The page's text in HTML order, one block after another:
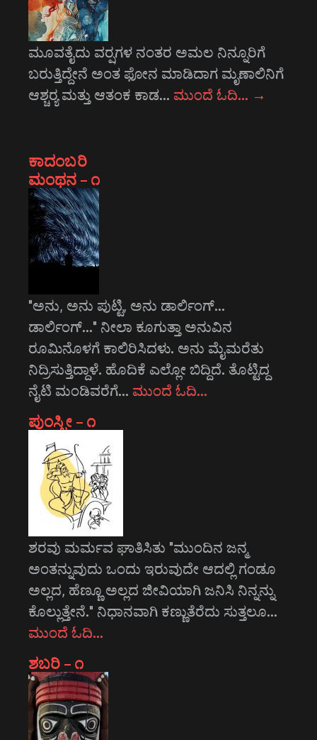
ಮೂವತೈದು ವರ್‍ಷಗಳ ನಂತರ ಅಮಲ ನಿನ್ನೂರಿಗೆ
ಬರುತ್ತಿದ್ದೇನೆ ಅಂತ ಫೋನ ಮಾಡಿದಾಗ ಮೃಣಾಲಿನಿಗೆ
ಆಶ್ಚರ್‍ಯ ಮತ್ತು ಆತಂಕ ಕಾಡ… ಮುಂದೆ ಓದಿ… →
ಕಾದಂಬರಿ
ಮಂಥನ – ೧
"ಅನು, ಅನು ಪುಟ್ಟಿ, ಅನು ಡಾರ್ಲಿಂಗ್...
ಡಾರ್ಲಿಂಗ್..." ನೀಲಾ ಕೂಗುತ್ತಾ ಅನುವಿನ
ರೂಮಿನೊಳಗೆ ಕಾಲಿರಿಸಿದಳು. ಅನು ಮೈಮರೆತು
ನಿದ್ರಿಸುತ್ತಿದ್ದಾಳೆ. ಹೊದಿಕೆ ಎಲ್ಲೋ ಬಿದ್ದಿದೆ. ತೊಟ್ಟಿದ್ದ
ನೈಟಿ ಮಂಡಿವರೆಗೆ… ಮುಂದೆ ಓದಿ…
ಪುಂಸ್ತ್ರೀ – ೧
ಶರವು ಮರ್ಮವ ಘಾತಿಸಿತು "ಮುಂದಿನ ಜನ್ಮ
ಅಂತನ್ನುವುದು ಒಂದು ಇರುವುದೇ ಆದಲ್ಲಿ ಗಂಡೂ
ಅಲ್ಲದ, ಹೆಣ್ಣೂ ಅಲ್ಲದ ಜೀವಿಯಾಗಿ ಜನಿಸಿ ನಿನ್ನನ್ನು
ಕೊಲ್ಲುತ್ತೇನೆ." ನಿಧಾನವಾಗಿ ಕಣ್ಣುತೆರೆದು ಸುತ್ತಲೂ…
ಮುಂದೆ ಓದಿ…
ಶಬರಿ – ೧